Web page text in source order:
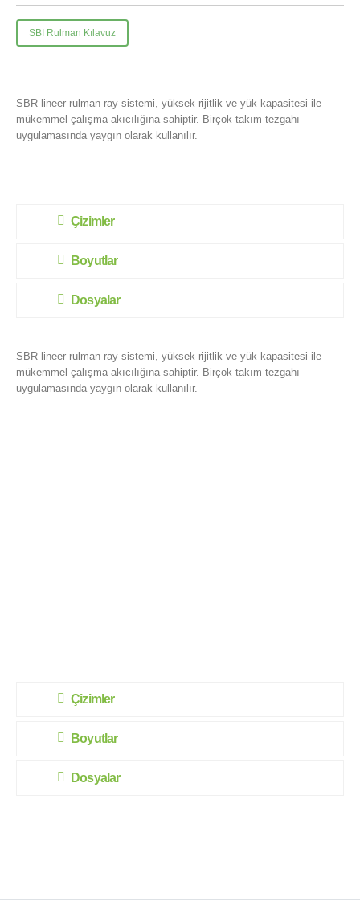
SBI Rulman Kılavuz
SBR lineer rulman ray sistemi, yüksek rijitlik ve yük kapasitesi ile
mükemmel çalışma akıcılığına sahiptir. Birçok takım tezgahı
uygulamasında yaygın olarak kullanılır.
Çizimler
Boyutlar
Dosyalar
SBR lineer rulman ray sistemi, yüksek rijitlik ve yük kapasitesi ile
mükemmel çalışma akıcılığına sahiptir. Birçok takım tezgahı
uygulamasında yaygın olarak kullanılır.
Çizimler
Boyutlar
Dosyalar